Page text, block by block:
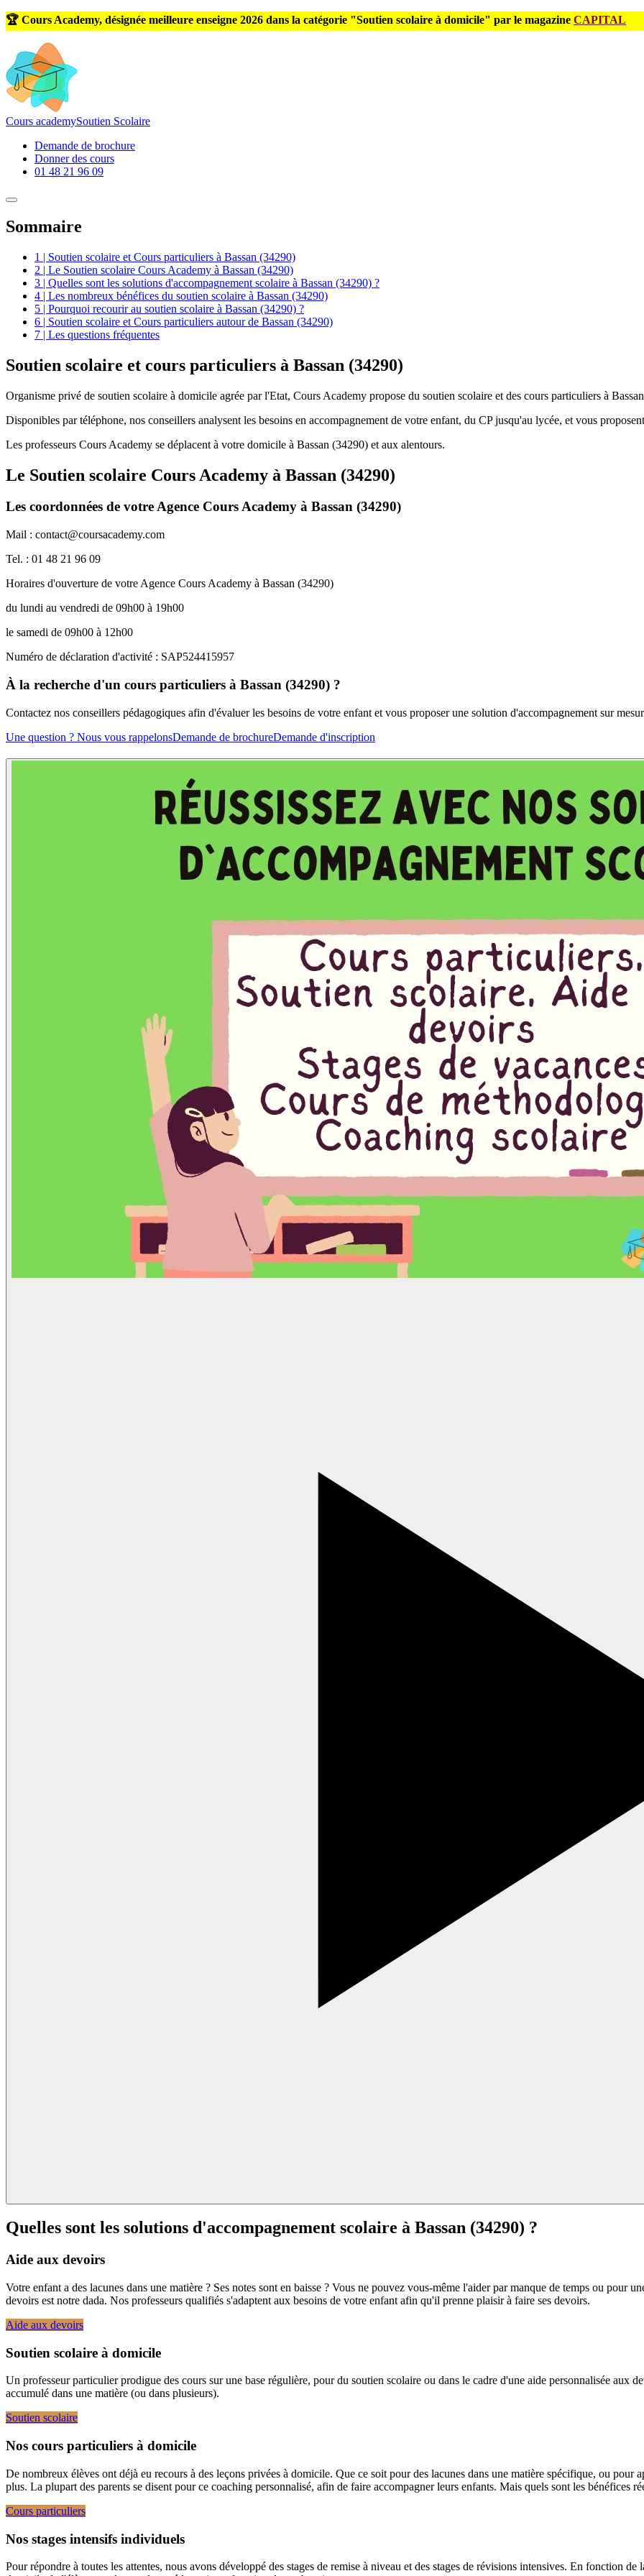
🏆 Cours Academy, désignée meilleure enseigne 2026 dans la catégorie "Soutien scolaire à domicile" par le magazine CAPITAL
Cours academySoutien Scolaire
Demande de brochure
Donner des cours
01 48 21 96 09
Sommaire
1 | Soutien scolaire et Cours particuliers à Bassan (34290)
2 | Le Soutien scolaire Cours Academy à Bassan (34290)
3 | Quelles sont les solutions d'accompagnement scolaire à Bassan (34290) ?
4 | Les nombreux bénéfices du soutien scolaire à Bassan (34290)
5 | Pourquoi recourir au soutien scolaire à Bassan (34290) ?
6 | Soutien scolaire et Cours particuliers autour de Bassan (34290)
7 | Les questions fréquentes
Soutien scolaire et cours particuliers à Bassan (34290)
Organisme privé de soutien scolaire à domicile agrée par l'Etat, Cours Academy propose du soutien scolaire et des cours particuliers à
Disponibles par téléphone, nos conseillers analysent les besoins en accompagnement de votre enfant, du CP jusqu'au lycée, et vous
Les professeurs Cours Academy se déplacent à votre domicile à Bassan (34290) et aux alentours.
Le Soutien scolaire Cours Academy à Bassan (34290)
Les coordonnées de votre Agence Cours Academy à Bassan (34290)
Mail : contact@coursacademy.com
Tel. : 01 48 21 96 09
Horaires d'ouverture de votre Agence Cours Academy à Bassan (34290)
du lundi au vendredi de 09h00 à 19h00
le samedi de 09h00 à 12h00
Numéro de déclaration d'activité : SAP524415957
À la recherche d'un cours particuliers à Bassan (34290) ?
Contactez nos conseillers pédagogiques afin d'évaluer les besoins de votre enfant et vous proposer une solution d'accompagnement sur
Une question ? Nous vous rappelonsDemande de brochureDemande d'inscription
Quelles sont les solutions d'accompagnement scolaire à Bassan (34290) ?
Aide aux devoirs
Votre enfant a des lacunes dans une matière ? Ses notes sont en baisse ? Vous ne pouvez vous-même l'aider par manque de temps ou pour
devoirs est notre dada. Nos professeurs qualifiés s'adaptent aux besoins de votre enfant afin qu'il prenne plaisir à faire ses devoirs.
Aide aux devoirs
Soutien scolaire à domicile
Un professeur particulier prodigue des cours sur une base régulière, pour du soutien scolaire ou dans le cadre d'une aide personnalisée aux
accumulé dans une matière (ou dans plusieurs).
Soutien scolaire
Nos cours particuliers à domicile
De nombreux élèves ont déjà eu recours à des leçons privées à domicile. Que ce soit pour des lacunes dans une matière spécifique, ou pour
plus. La plupart des parents se disent pour ce coaching personnalisé, afin de faire accompagner leurs enfants. Mais quels sont les bénéfices
Cours particuliers
Nos stages intensifs individuels
Pour répondre à toutes les attentes, nous avons développé des stages de remise à niveau et des stages de révisions intensives. En fonction